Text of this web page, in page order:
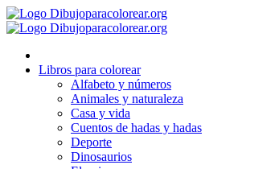
Ir
al
Libros para colorear
Alfabeto y números
Animales y naturaleza
Casa y vida
Cuentos de hadas y hadas
Deporte
Dinosaurios